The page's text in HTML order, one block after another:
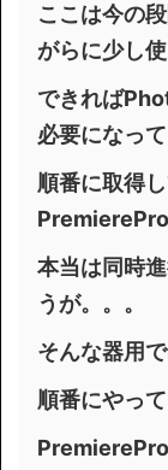
ここは今の
がらに少し
できれば
必要になっ
順番に取得
本当は同時
うが。。。
そんな器用
順番にやっ